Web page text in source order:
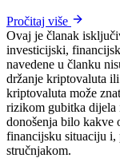
Pročitaj više
Ovaj je članak
investicijski,
navedene u članku
držanje kriptovaluta
kriptovaluta može
rizikom gubitka dijela
donošenja bilo kakve
financijsku situaciju i,
stručnjakom.